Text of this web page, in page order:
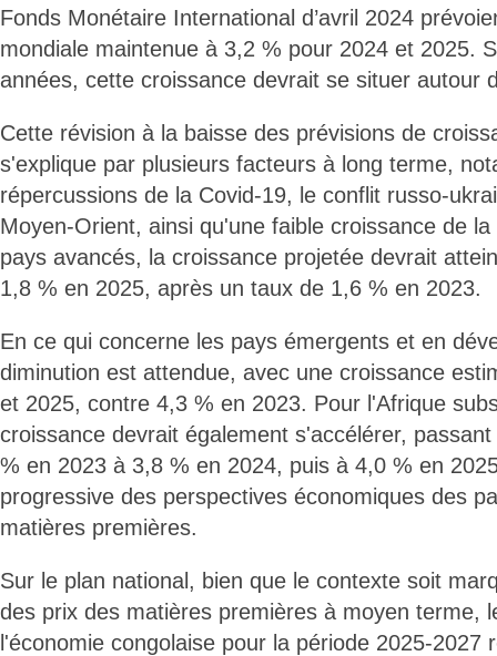
Fonds Monétaire International d’avril 2024
mondiale maintenue à 3,2 % pour 2024 et 2025.
années, cette croissance devrait se situer autour
Cette révision à la baisse des prévisions de
s'explique par plusieurs facteurs à long terme,
répercussions de la Covid-19, le conflit russo-
Moyen-Orient, ainsi qu'une faible croissance de
pays avancés, la croissance projetée devrait
1,8 % en 2025, après un taux de 1,6 % en 2023.
En ce qui concerne les pays émergents et en
diminution est attendue, avec une croissance
et 2025, contre 4,3 % en 2023. Pour l'Afrique
croissance devrait également s'accélérer,
% en 2023 à 3,8 % en 2024, puis à 4,0 % en
progressive des perspectives économiques des
matières premières.
Sur le plan national, bien que le contexte soit
des prix des matières premières à moyen terme,
l'économie congolaise pour la période 2025-2027